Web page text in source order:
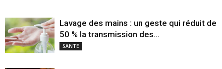
Lavage des mains : un geste qui réduit de
50 % la transmission des...
SANTE